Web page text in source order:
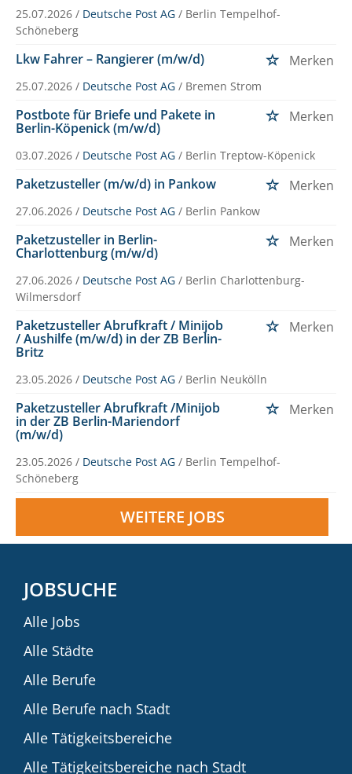
25.07.2026 / Deutsche Post AG / Berlin Tempelhof-
Schöneberg
Lkw Fahrer – Rangierer (m/w/d) Merken
25.07.2026 / Deutsche Post AG / Bremen Strom
Postbote für Briefe und Pakete in
Berlin-Köpenick (m/w/d)
Merken
03.07.2026 / Deutsche Post AG / Berlin Treptow-Köpenick
Paketzusteller (m/w/d) in Pankow Merken
27.06.2026 / Deutsche Post AG / Berlin Pankow
Paketzusteller in Berlin-
Charlottenburg (m/w/d)
Merken
27.06.2026 / Deutsche Post AG / Berlin Charlottenburg-
Wilmersdorf
Paketzusteller Abrufkraft / Minijob
/ Aushilfe (m/w/d) in der ZB Berlin-
Britz
Merken
23.05.2026 / Deutsche Post AG / Berlin Neukölln
Paketzusteller Abrufkraft /Minijob
in der ZB Berlin-Mariendorf
(m/w/d)
Merken
23.05.2026 / Deutsche Post AG / Berlin Tempelhof-
Schöneberg
WEITERE JOBS
JOBSUCHE
Alle Jobs
Alle Städte
Alle Berufe
Alle Berufe nach Stadt
Alle Tätigkeitsbereiche
Alle Tätigkeitsbereiche nach Stadt